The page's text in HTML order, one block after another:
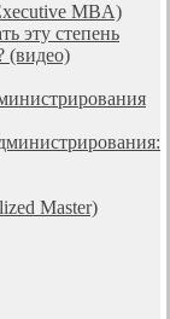
MBA)
эту степень
(видео)
Master)